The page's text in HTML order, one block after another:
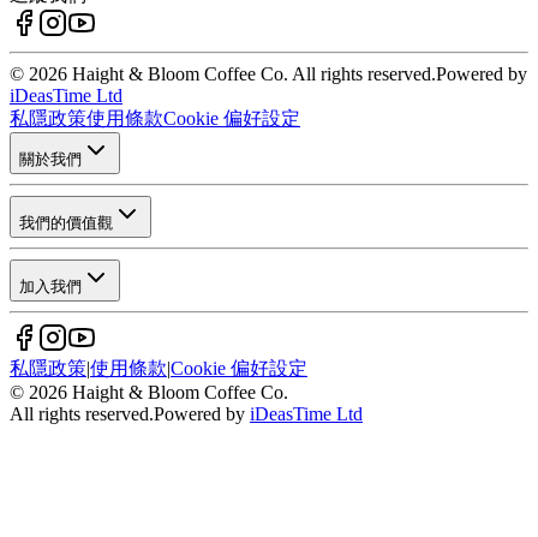
© 2026 Haight & Bloom Coffee Co. All rights reserved.Powered by
iDeasTime Ltd
私隱政策使用條款Cookie 偏好設定
關於我們
我們的價值觀
加入我們
私隱政策|使用條款|Cookie 偏好設定
© 2026 Haight & Bloom Coffee Co.
All rights reserved.Powered by iDeasTime Ltd